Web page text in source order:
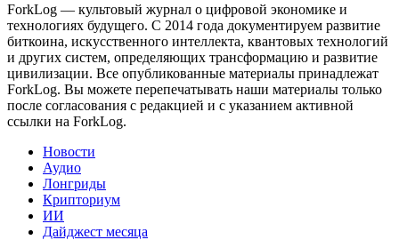
ForkLog — культовый журнал о цифровой экономике и
технологиях будущего. С 2014 года документируем развитие
биткоина, искусственного интеллекта, квантовых технологий
и других систем, определяющих трансформацию и развитие
цивилизации. Все опубликованные материалы принадлежат
ForkLog. Вы можете перепечатывать наши материалы только
после согласования с редакцией и с указанием активной
ссылки на ForkLog.
Новости
Аудио
Лонгриды
Крипториум
ИИ
Дайджест месяца